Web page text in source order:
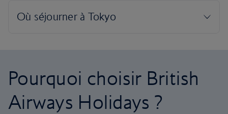
Pourquoi choisir British
Airways Holidays ?